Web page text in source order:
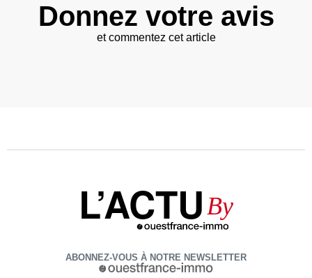
Donnez votre avis
et commentez cet article
L’ACTUBy
ABONNEZ-VOUS À NOTRE NEWSLETTER